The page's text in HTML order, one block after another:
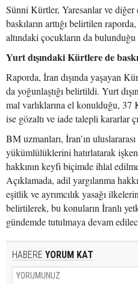
Sünni Kürtler, Yaresanlar ve
baskıların arttığı belirtilen
altındaki çocukların da
Yurt dışındaki Kürtlere de baskı
Raporda, İran dışında yaşayan
da yoğunlaştığı belirtildi. Yurt
mal varlıklarına el konulduğu,
ise gözaltı ve iade talepli kararlar
BM uzmanları, İran’ın
yükümlülüklerini hatırlatarak
hakkının keyfi biçimde ihlal
Açıklamada, adil yargılanma
eşitlik ve ayrımcılık yasağı
belirtilerek, bu konuların İranlı
gündemde tutulmaya devam
HABERE YORUM KAT